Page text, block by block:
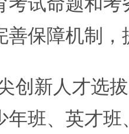
善保障机制
新人才选拔
年班、英才